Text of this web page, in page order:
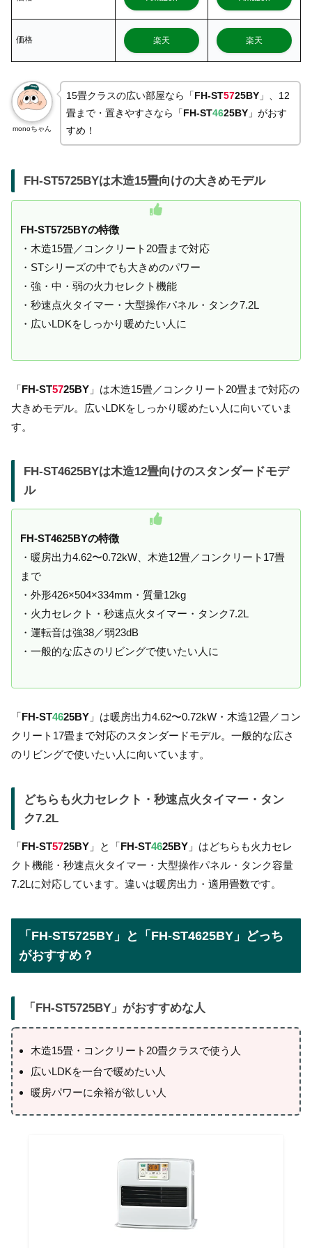
価格 楽天 楽天
monoちゃん
15畳クラスの広い部屋なら「FH-ST5725BY 」、12
畳まで・置きやすさなら「FH-ST4625BY 」がおす
すめ！
FH-ST5725BYは木造15畳向けの大きめモデル
FH-ST5725BYの特徴
・木造15畳／コンクリート20畳まで対応
・STシリーズの中でも大きめのパワー
・強・中・弱の火力セレクト機能
・秒速点火タイマー・大型操作パネル・タンク7.2L
・広いLDKをしっかり暖めたい人に
「FH-ST5725BY 」は木造15畳／コンクリート20畳まで対応の
大きめモデル。広いLDKをしっかり暖めたい人に向いていま
す。
FH-ST4625BYは木造12畳向けのスタンダードモデ
ル
FH-ST4625BYの特徴
・暖房出力4.62〜0.72kW、木造12畳／コンクリート17畳
まで
・外形426×504×334mm・質量12kg
・火力セレクト・秒速点火タイマー・タンク7.2L
・運転音は強38／弱23dB
・一般的な広さのリビングで使いたい人に
「 FH-ST4625BY 」は暖房出力4.62〜0.72kW・木造12畳／コン
クリート17畳まで対応のスタンダードモデル。一般的な広さ
のリビングで使いたい人に向いています。
どちらも火力セレクト・秒速点火タイマー・タン
ク7.2L
「FH-ST5725BY 」と「FH-ST4625BY 」はどちらも火力セレ
クト機能・秒速点火タイマー・大型操作パネル・タンク容量
7.2Lに対応しています。違いは暖房出力・適用畳数です。
「FH-ST5725BY」と「FH-ST4625BY」どっち
がおすすめ？
「 FH-ST5725BY 」がおすすめな人
木造15畳・コンクリート20畳クラスで使う人
広いLDKを一台で暖めたい人
暖房パワーに余裕が欲しい人